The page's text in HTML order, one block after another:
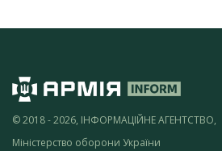
© 2018 - 2026, ІНФОРМАЦІЙНЕ АГЕНТСТВО,
Міністерство оборони України